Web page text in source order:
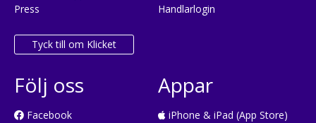
Press
Tyck till om Klicket
Handlarlogin
Följ oss
Facebook
Appar
iPhone & iPad (App Store)